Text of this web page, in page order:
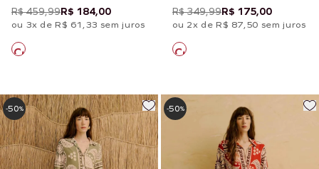
Estampando Igarapés
R$ 459,99R$ 184,00
ou 3x de R$ 61,33 sem juros
R$ 349,99R$ 175,00
ou 2x de R$ 87,50 sem juros
-50% -50%